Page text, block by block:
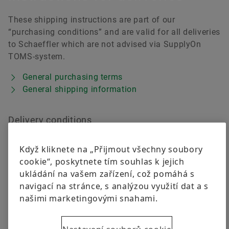
Aerospace
Two-Wheelers
Schaeffler Global Technology Network
Objednat
These shipping instructions are part of our
“purchasing conditions” and are valid for all deliveries
to Schaeffler which are not advised via SupplyOn
TOMS-system.
General purchasing terms
General shipping information
Delivery conditions
following shipping companies according to the goods
being transported.
Parcel-Service: The shipping advice have to be done
by Internet via appropriate link to advice-portal of
Když kliknete na „Přijmout všechny soubory
cookie“, poskytnete tím souhlas k jejich
ukládání na vašem zařízení, což pomáhá s
navigací na stránce, s analýzou využití dat a s
našimi marketingovými snahami.